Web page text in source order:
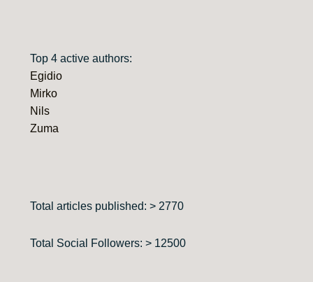
Top 4 active authors:
Egidio
Mirko
Nils
Zuma
Total articles published: > 2770
Total Social Followers: > 12500